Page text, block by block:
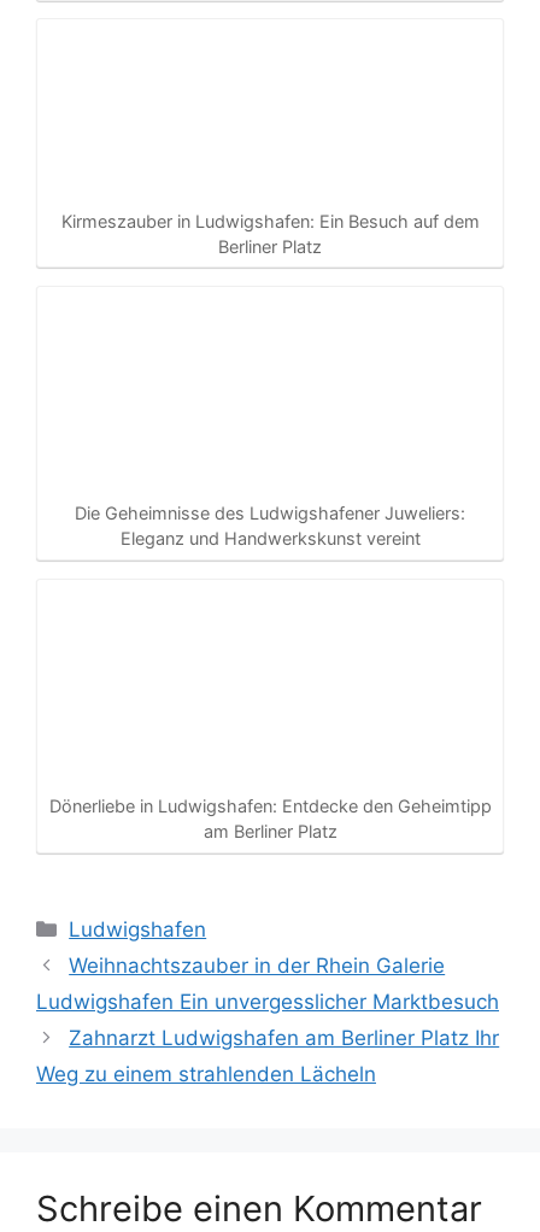
Kirmeszauber in Ludwigshafen: Ein Besuch auf dem
Berliner Platz
Die Geheimnisse des Ludwigshafener Juweliers:
Eleganz und Handwerkskunst vereint
Dönerliebe in Ludwigshafen: Entdecke den Geheimtipp
am Berliner Platz
Kategorien
Ludwigshafen
Weihnachtszauber in der Rhein Galerie
Ludwigshafen Ein unvergesslicher Marktbesuch
Zahnarzt Ludwigshafen am Berliner Platz Ihr
Weg zu einem strahlenden Lächeln
Schreibe einen Kommentar